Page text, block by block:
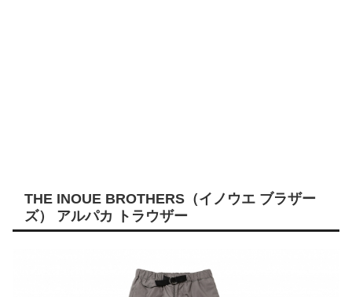
THE INOUE BROTHERS（イノウエ ブラザー
ズ） アルパカ トラウザー